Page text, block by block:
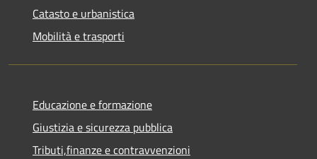
Catasto e urbanistica
Mobilità e trasporti
Educazione e formazione
Giustizia e sicurezza pubblica
Tributi,finanze e contravvenzioni